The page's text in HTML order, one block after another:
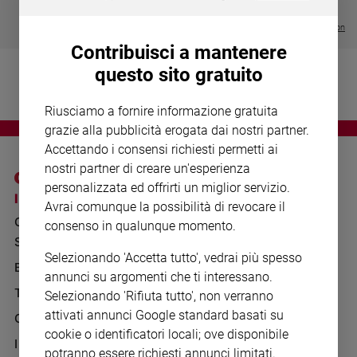
Devozione
fede
giorno
Santo
del
Società
e
valori
Visualizza tutte le collection
I SITI SAN PAOLO
GRUPPO EDITORIALE
SAN PAOLO
BENESSERE
TELENOVA
GAZZETTA D'ALBA
IL GIORNALINO
NOTE LEGALI
PRIVACY POLICY
WHISTLEBLOWING
SOCIAL
Contribuisci a mantenere
questo sito gratuito
Riusciamo a fornire informazione gratuita
grazie alla pubblicità erogata dai nostri partner.
Accettando i consensi richiesti permetti ai
nostri partner di creare un'esperienza
personalizzata ed offrirti un miglior servizio.
Avrai comunque la possibilità di revocare il
consenso in qualunque momento.
Selezionando 'Accetta tutto', vedrai più spesso
annunci su argomenti che ti interessano.
Selezionando 'Rifiuta tutto', non verranno
attivati annunci Google standard basati su
cookie o identificatori locali; ove disponibile
potranno essere richiesti annunci limitati.